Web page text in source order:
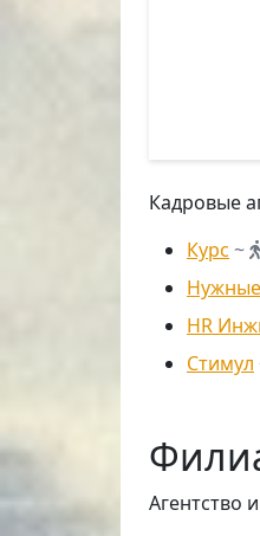
Кадровые
Курс ~
HR
Стимул
Агентство